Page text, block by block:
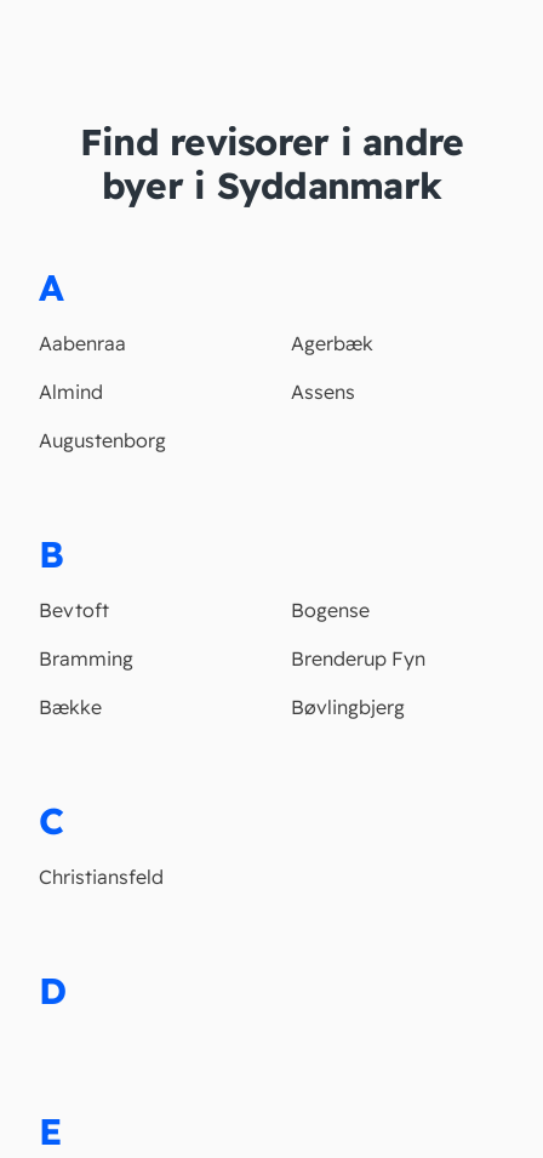
Find revisorer i andre
byer i Syddanmark
A
Aabenraa
Agerbæk
Almind
Assens
Augustenborg
B
Bevtoft
Bogense
Bramming
Brenderup Fyn
Bække
Bøvlingbjerg
C
Christiansfeld
D
E